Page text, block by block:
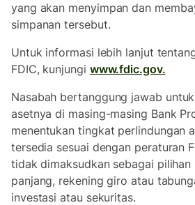
yang akan menyimpan dan
simpanan tersebut.
Untuk informasi lebih lanjut
FDIC, kunjungi www.fdic.gov.
Nasabah bertanggung jawab
asetnya di masing-masing Bank
menentukan tingkat perlindungan
tersedia sesuai dengan peraturan
tidak dimaksudkan sebagai pilihan
panjang, rekening giro atau
investasi atau sekuritas.